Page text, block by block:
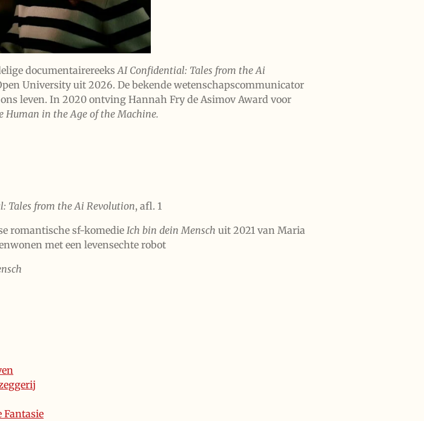
documentairereeksAI Confidential: Tales from the Ai
University uit 2026. De bekende wetenschapscommunicator
leven. In 2020 ontving Hannah Fry de Asimov Award voor
Human in the Age of the Machine.
Tales from the Ai Revolution, afl. 1
romantische sf-komedieIch bin dein Mensch uit 2021 van Maria
met een levensechte robot
Fantasie